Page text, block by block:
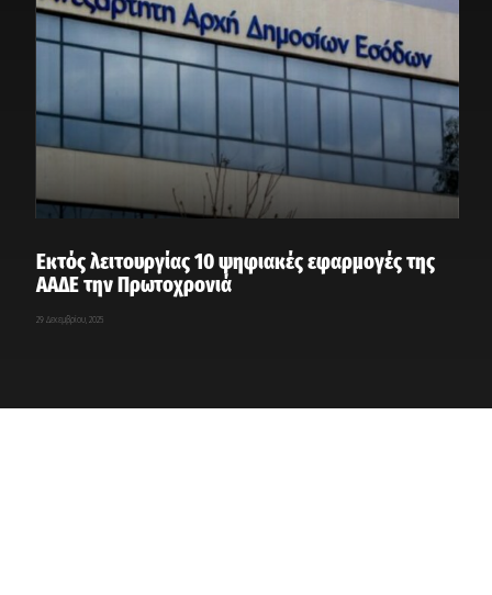
Εκτός λειτουργίας 10 ψηφιακές εφαρμογές της
ΑΑΔΕ την Πρωτοχρονιά
29 Δεκεμβρίου, 2025